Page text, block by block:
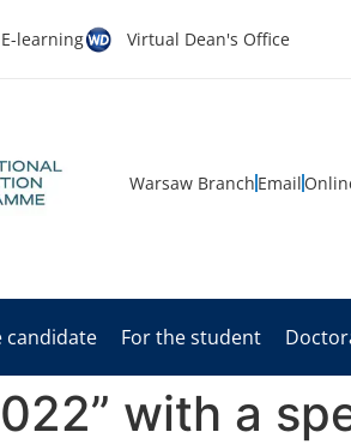
E-learning Virtual Dean's Office
Warsaw Branch Email
candidate For the student
with a